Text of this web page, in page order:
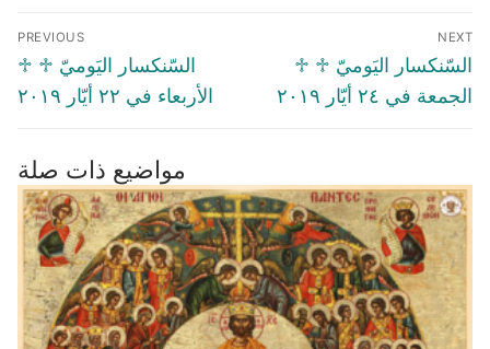
Post
navigation
PREVIOUS
Previous
post:
♱ السّنكسار اليَوميّ ♱
الأربعاء في ۲۲ أيّار ٢٠١٩
NEXT
Next
post:
♱ السّنكسار اليَوميّ ♱
الجمعة في ۲٤ أيّار ٢٠١٩
مواضيع ذات صلة